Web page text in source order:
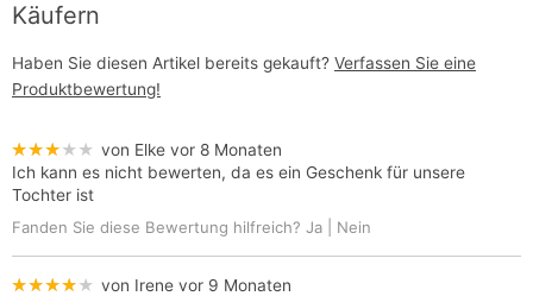
Käufern
Haben Sie diesen Artikel bereits gekauft? Verfassen Sie eine
Produktbewertung!
★★★★★ von Elke vor 8 Monaten
Ich kann es nicht bewerten, da es ein Geschenk für unsere
Tochter ist
Fanden Sie diese Bewertung hilfreich? Ja Nein
★★★★★ von Irene vor 9 Monaten